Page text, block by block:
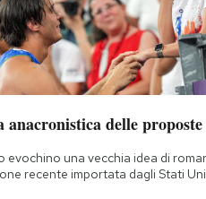
anacronistica delle
evochino una vecchia idea di
recente importata dagli Stati